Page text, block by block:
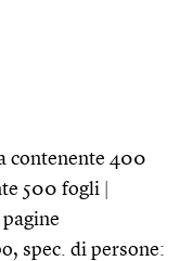
contenente 400
500 fogli
spec. di persone: